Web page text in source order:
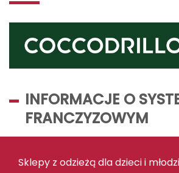
INFORMACJE O
FRANCZYZOWYM
Sklepy z odzieżą dla dzieci i